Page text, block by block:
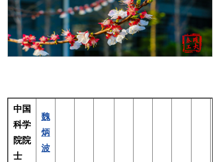
中国
科学
院院
士
魏
炳
波